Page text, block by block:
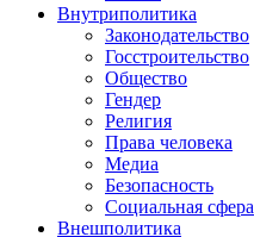
Внутриполитика
Законодательство
Госстроительство
Общество
Гендер
Религия
Права человека
Медиа
Безопасность
Социальная сфера
Внешполитика